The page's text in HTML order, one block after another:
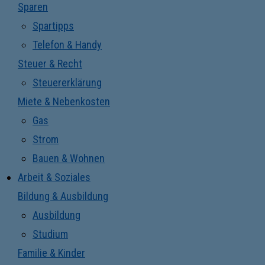
Sparen
Spartipps
Telefon & Handy
Steuer & Recht
Steuererklärung
Miete & Nebenkosten
Gas
Strom
Bauen & Wohnen
Arbeit & Soziales
Bildung & Ausbildung
Ausbildung
Studium
Familie & Kinder